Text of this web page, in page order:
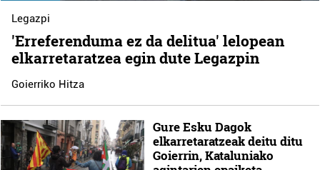
Legazpi
'Erreferenduma ez da delitua' lelopean
elkarretaratzea egin dute Legazpin
Goierriko Hitza
Gure Esku Dagok
elkarretaratzeak deitu ditu
Goierrin, Kataluniako